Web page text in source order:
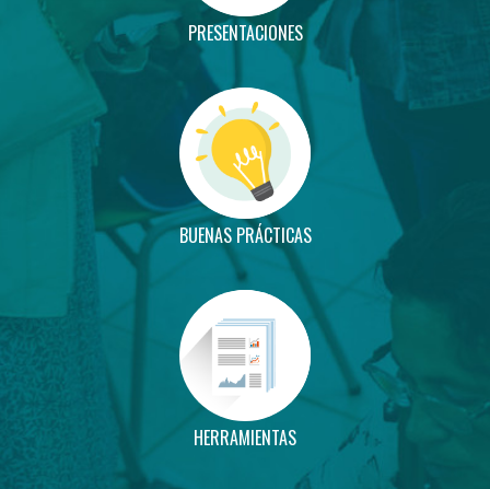
PRESENTACIONES
BUENAS PRÁCTICAS
HERRAMIENTAS